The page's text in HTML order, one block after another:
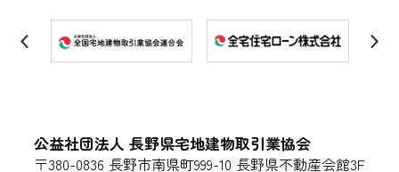
公益社団法人 長野県宅地建物取引業協会
〒380-0836 長野市南県町999-10 長野県不動産会館3F